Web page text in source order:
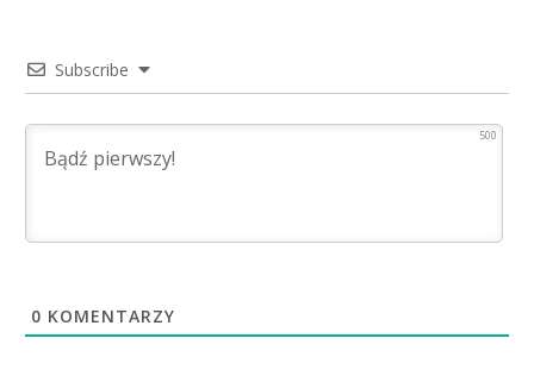
Subscribe
500
0 KOMENTARZY